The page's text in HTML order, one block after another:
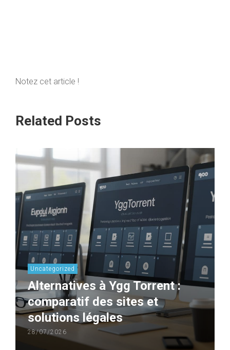
Notez cet article !
Related Posts
Uncategorized
Alternatives à Ygg Torrent :
comparatif des sites et
solutions légales
28/07/2026